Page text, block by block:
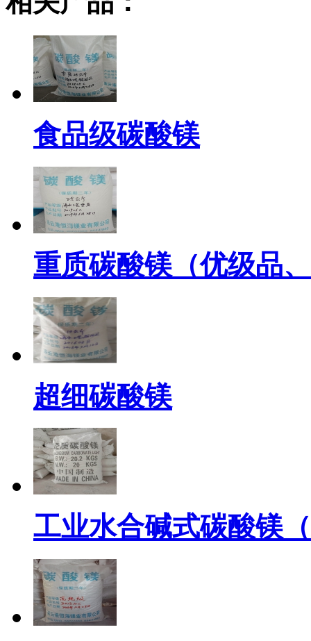
食品级碳酸镁
重质碳酸镁（优级品、
超细碳酸镁
工业水合碱式碳酸镁（